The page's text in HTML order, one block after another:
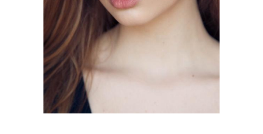
макияж для зеленых
глаз
Цвета для зеленых глаз
Кожа с зелеными или